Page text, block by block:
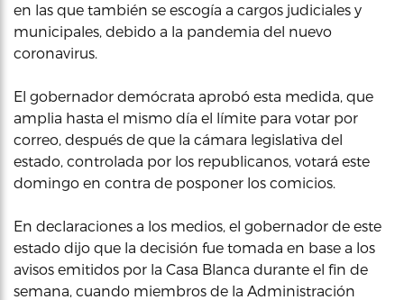
en las que también se escogía a cargos judiciales y
municipales, debido a la pandemia del nuevo
coronavirus.
El gobernador demócrata aprobó esta medida, que
amplia hasta el mismo día el límite para votar por
correo, después de que la cámara legislativa del
estado, controlada por los republicanos, votará este
domingo en contra de posponer los comicios.
En declaraciones a los medios, el gobernador de este
estado dijo que la decisión fue tomada en base a los
avisos emitidos por la Casa Blanca durante el fin de
semana, cuando miembros de la Administración